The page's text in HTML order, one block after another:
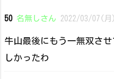
50 名無しさん 2022/03/07(
牛山最後にもう一無双さ
しかったわ